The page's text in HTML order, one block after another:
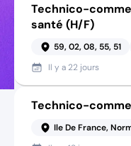
Technico-
santé (H/F)
59, 02, 08, 55, 51
Il y a 22 jours
Technico-
Ile De France,